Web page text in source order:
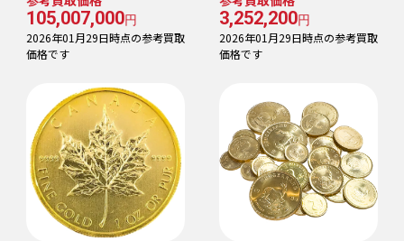
105,007,000円
2026年01月29日時点の参考買取
価格です
3,252,200円
2026年01月29日時点の参考買取
価格です